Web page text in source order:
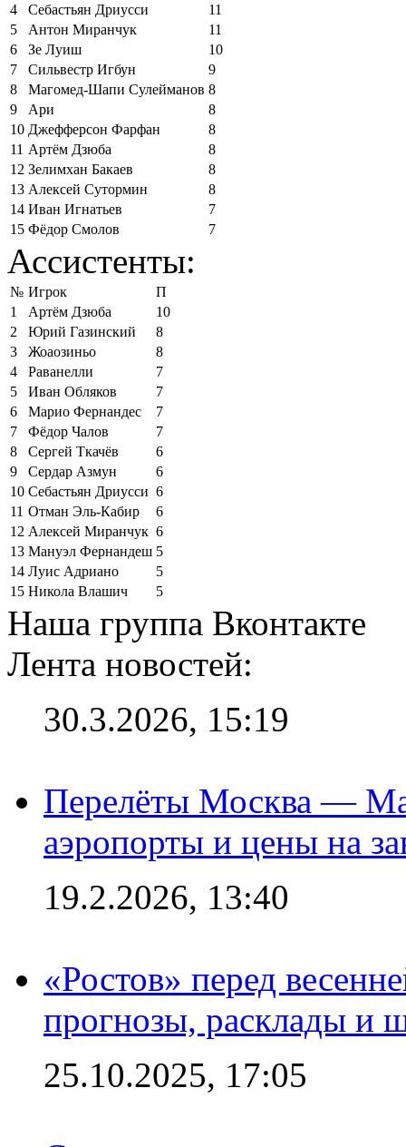
4
Себастьян Дриусси
11
5
Антон Миранчук
11
6
Зе Луиш
10
7
Сильвестр Игбун
9
8
Магомед-Шапи Сулейманов 8
9
Ари
8
10 Джефферсон Фарфан
8
11 Артём Дзюба
8
12 Зелимхан Бакаев
8
13 Алексей Сутормин
8
14 Иван Игнатьев
7
15 Фёдор Смолов 7
Ассистенты:
№ Игрок
П
1
Артём Дзюба
10
2
Юрий Газинский
8
3
Жоаозиньо
8
4
Раванелли
7
5
Иван Обляков
7
6
Марио Фернандес
7
7
Фёдор Чалов
7
8
Сергей Ткачёв
6
9
Сердар Азмун
6
10 Себастьян Дриусси 6
11 Отман Эль-Кабир
6
12 Алексей Миранчук 6
13 Мануэл Фернандеш 5
14 Луис Адриано
5
15 Никола Влашич 5
Наша группа Вконтакте
Лента новостей:
30.3.2026, 15:19
Перелёты Москва —
аэропорты и цены на
19.2.2026, 13:40
«Ростов» перед
прогнозы, расклады и
25.10.2025, 17:05